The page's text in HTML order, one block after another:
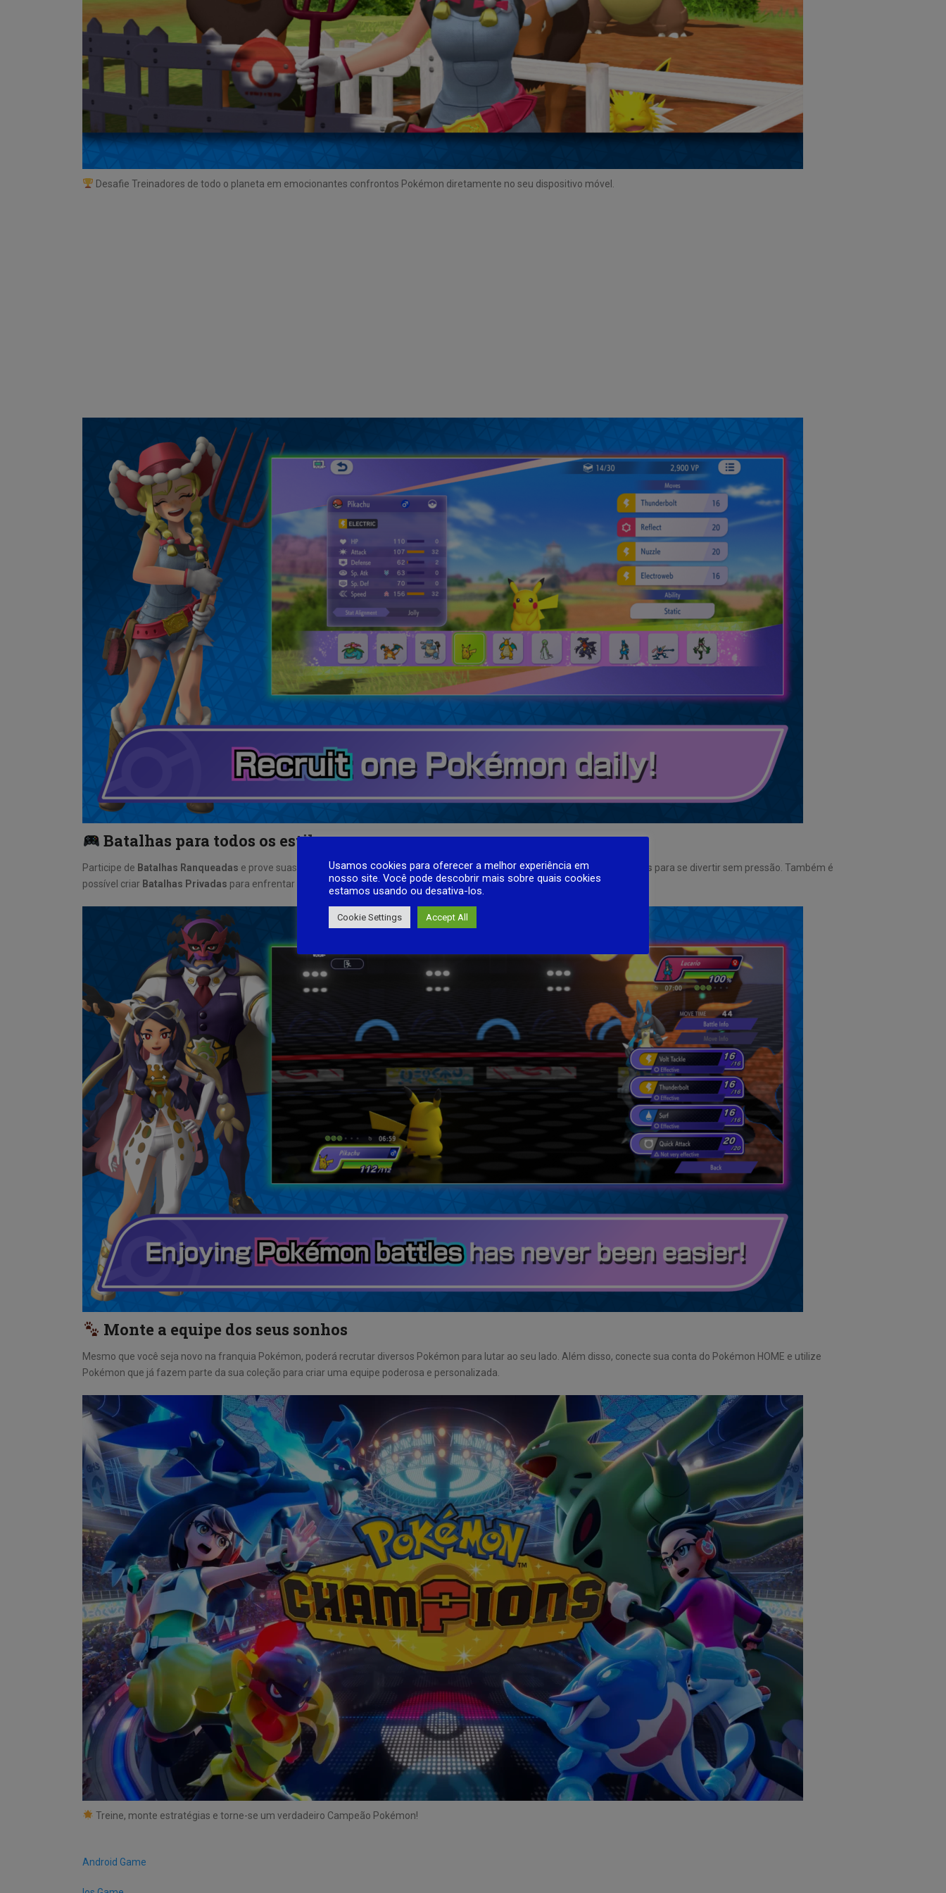
Desafie Treinadores de todo o planeta em emocionantes confrontos Pokémon diretamente no seu dispositivo móvel.
Batalhas para todos os estilos
Participe de Batalhas Ranqueadas e prove suas habilidades contra jogadores do mundo inteiro, ou escolha as Batalhas Casuais para se divertir sem pressão. Também é
possível criar Batalhas Privadas para enfrentar amigos, familiares e outros Treinadores.
Monte a equipe dos seus sonhos
Mesmo que você seja novo na franquia Pokémon, poderá recrutar diversos Pokémon para lutar ao seu lado. Além disso, conecte sua conta do Pokémon HOME e utilize
Pokémon que já fazem parte da sua coleção para criar uma equipe poderosa e personalizada.
Treine, monte estratégias e torne-se um verdadeiro Campeão Pokémon!
Android Game
Usamos cookies para oferecer a melhor experiência em
nosso site. Você pode descobrir mais sobre quais cookies
estamos usando ou desativa-los.
Cookie Settings Accept All